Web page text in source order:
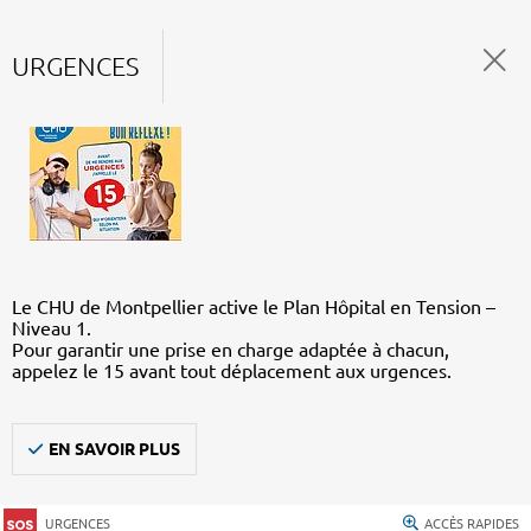
URGENCES
Le CHU de Montpellier active le Plan Hôpital en Tension –
Niveau 1.
Pour garantir une prise en charge adaptée à chacun,
appelez le 15 avant tout déplacement aux urgences.
EN SAVOIR PLUS
URGENCES ACCÈS RAPIDES